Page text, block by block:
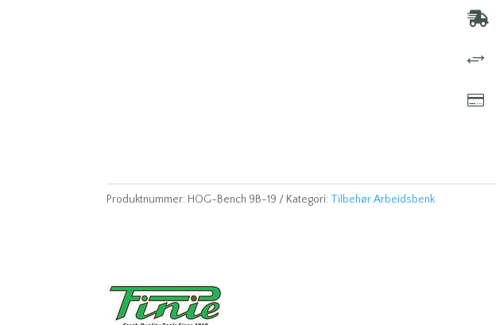
antall

+

Produktnummer: HOG-Bench 9B-19 Kategori: Tilbehør Arbeidsbenk